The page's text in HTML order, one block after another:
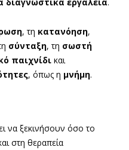
, τη κατανόηση,
σύνταξη, τη σωστή
παιχνίδι και
, όπως η μνήμη.
να ξεκινήσουν όσο το
στη θεραπεία